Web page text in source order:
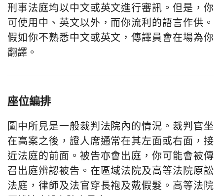
刑事法庭均以中文或英文進行審訊。但是，你
可使用中、英文以外，而你流利的語言作供。
假如你不熟悉中文或英文，傳譯員會在場為你
翻譯。
座位編排
圖中所見是一般裁判法院內的情況。裁判官坐
在高案之後，證人席通常在其左面或右面，接
近法庭的前面。被告亦會出庭，你可能會被傳
召出庭辨認被告。在區域法院及高等法院原訟
法庭，律師及法官穿長袍及戴假髮。高等法院